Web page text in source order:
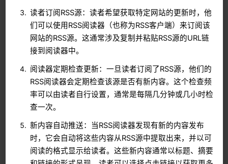
读者订阅RSS源：读者希望获取特定网站的更新时，他
们可以使用RSS阅读器（也称为RSS客户端）来订阅该
网站的RSS源。这通常涉及复制并粘贴RSS源的URL链
接到阅读器中。
阅读器定期检查更新：一旦读者订阅了RSS源，他们的
RSS阅读器会定期检查该源是否有新内容。这个检查频
率可以由读者自行设置，通常是每隔几分钟或几小时检
查一次。
新内容自动推送：当RSS阅读器发现有新的内容发布
时，它会自动将这些内容从RSS源中提取出来，并以可
阅读的格式显示给读者。这些新内容通常以标题、摘要